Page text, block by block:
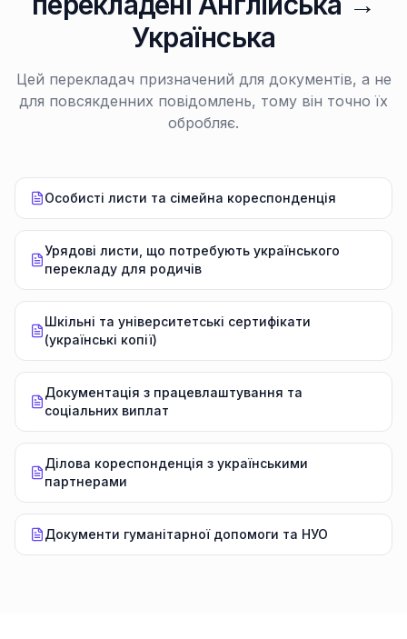
Українська
Цей перекладач призначений для документів, а не
для повсякденних повідомлень, тому він точно їх
обробляє.
Особисті листи та сімейна кореспонденція
Урядові листи, що потребують українського
перекладу для родичів
Шкільні та університетські сертифікати
(українські копії)
Документація з працевлаштування та
соціальних виплат
Ділова кореспонденція з українськими
партнерами
Документи гуманітарної допомоги та НУО